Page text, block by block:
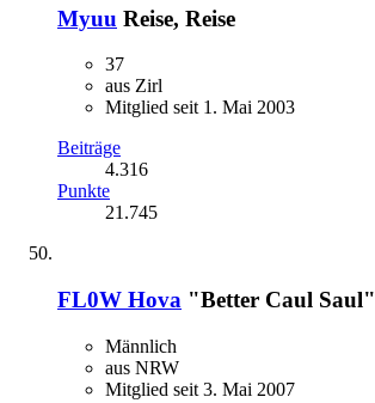
Myuu Reise, Reise
37
aus Zirl
Mitglied seit 1. Mai 2003
Beiträge
4.316
Punkte
21.745
FL0W Hova "Better Caul Saul"
Männlich
aus NRW
Mitglied seit 3. Mai 2007